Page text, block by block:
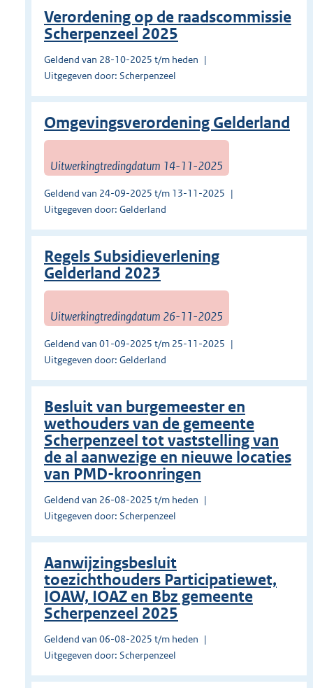
Verordening op de raadscommissie
Scherpenzeel 2025
Geldend van 28-10-2025 t/m heden
Uitgegeven door: Scherpenzeel
Omgevingsverordening Gelderland
Uitwerkingtredingdatum 14-11-2025
Geldend van 24-09-2025 t/m 13-11-2025
Uitgegeven door: Gelderland
Regels Subsidieverlening
Gelderland 2023
Uitwerkingtredingdatum 26-11-2025
Geldend van 01-09-2025 t/m 25-11-2025
Uitgegeven door: Gelderland
Besluit van burgemeester en
wethouders van de gemeente
Scherpenzeel tot vaststelling van
de al aanwezige en nieuwe locaties
van PMD-kroonringen
Geldend van 26-08-2025 t/m heden
Uitgegeven door: Scherpenzeel
Aanwijzingsbesluit
toezichthouders Participatiewet,
IOAW, IOAZ en Bbz gemeente
Scherpenzeel 2025
Geldend van 06-08-2025 t/m heden
Uitgegeven door: Scherpenzeel